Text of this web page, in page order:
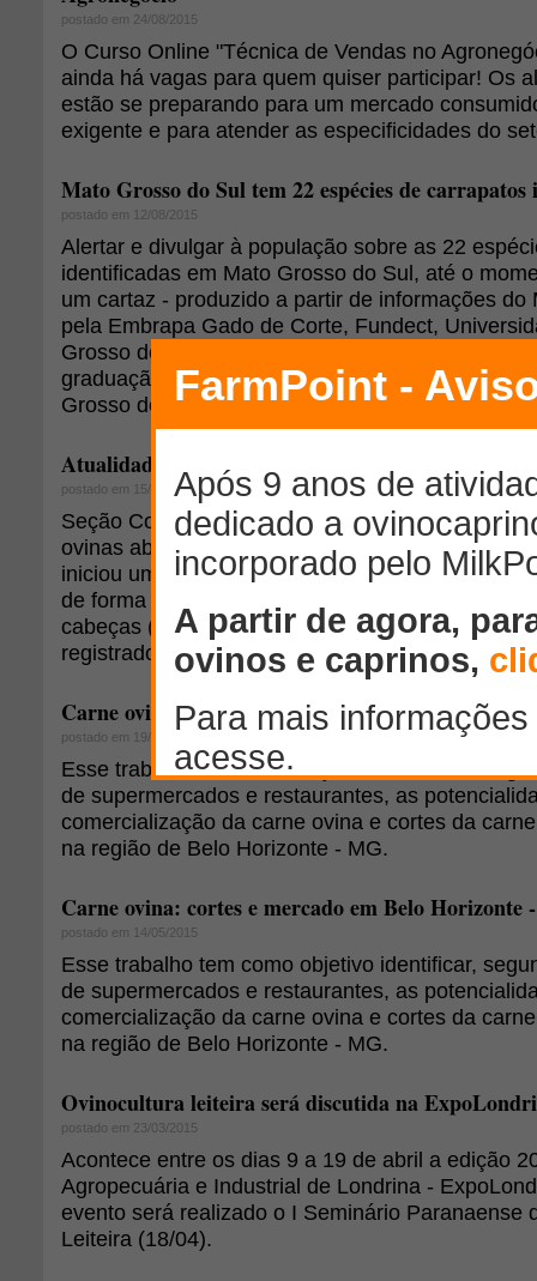
postado em 24/08/2015
O Curso Online "Técnica de Vendas no
ainda há vagas para quem quiser participar! Os
estão se preparando para um mercado
exigente e para atender as especificidades do
Mato Grosso do Sul tem 22 espécies de carrapatos
postado em 12/08/2015
Alertar e divulgar à população sobre as 22
identificadas em Mato Grosso do Sul, até o
um cartaz - produzido a partir de informações do
pela Embrapa Gado de Corte, Fundect,
Grosso do Sul, Fiocruz, pelo Instituto Butantã e
graduação de doenças infecciosas da
Grosso do Sul.
Atualidades e perspectivas para o mercado
postado em 15/07/2015
Seção Conjuntura de Mercado: "Após o registro
ovinas abatidas em 2009, o volume de abates
iniciou um processo sistemático de queda que
de forma que o ano de 2014 fechou com um
cabeças (barras em azul, valores à esquerda) -
registrado nos últimos 10 anos", por Daniel de
Carne ovina: cortes e mercado em Belo
postado em 19/05/2015
Esse trabalho tem como objetivo identificar,
de supermercados e restaurantes, as
comercialização da carne ovina e cortes da
na região de Belo Horizonte - MG.
Carne ovina: cortes e mercado em Belo
postado em 14/05/2015
Esse trabalho tem como objetivo identificar,
de supermercados e restaurantes, as
comercialização da carne ovina e cortes da
na região de Belo Horizonte - MG.
Ovinocultura leiteira será discutida na
postado em 23/03/2015
Acontece entre os dias 9 a 19 de abril a edição
Agropecuária e Industrial de Londrina -
evento será realizado o I Seminário Paranaense
Leiteira (18/04).